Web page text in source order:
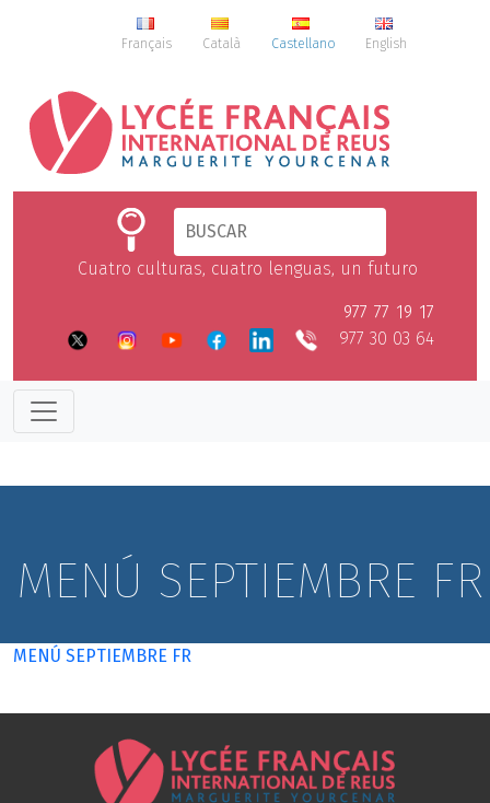
Français Català Castellano English
Cuatro culturas, cuatro lenguas, un futuro
977 77 19 17
977 30 03 64
MENÚ SEPTIEMBRE FR
MENÚ SEPTIEMBRE FR